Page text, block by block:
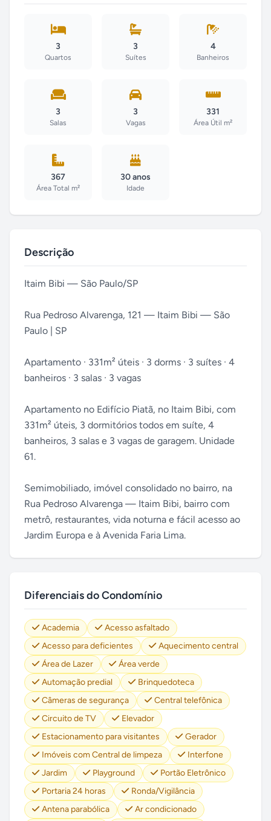
3
Quartos
3
Suítes
4
Banheiros
3
Salas
3
Vagas
331
Área Útil m²
367
Área Total m²
30 anos
Idade
Descrição
Itaim Bibi — São Paulo/SP
Rua Pedroso Alvarenga, 121 — Itaim Bibi — São
Paulo | SP
Apartamento · 331m² úteis · 3 dorms · 3 suítes · 4
banheiros · 3 salas · 3 vagas
Apartamento no Edifício Piatã, no Itaim Bibi, com
331m² úteis, 3 dormitórios todos em suíte, 4
banheiros, 3 salas e 3 vagas de garagem. Unidade
61.
Semimobiliado, imóvel consolidado no bairro, na
Rua Pedroso Alvarenga — Itaim Bibi, bairro com
metrô, restaurantes, vida noturna e fácil acesso ao
Jardim Europa e à Avenida Faria Lima.
Diferenciais do Condomínio
Academia
Acesso asfaltado
Acesso para deficientes
Aquecimento central
Área de Lazer
Área verde
Automação predial
Brinquedoteca
Câmeras de segurança
Central telefônica
Circuito de TV
Elevador
Estacionamento para visitantes
Gerador
Imóveis com Central de limpeza
Interfone
Jardim
Playground
Portão Eletrônico
Portaria 24 horas
Ronda/Vigilância
Antena parabólica
Ar condicionado